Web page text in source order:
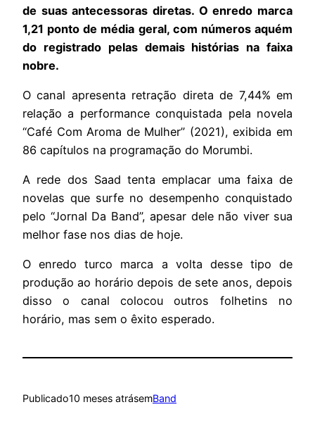
de suas antecessoras diretas. O enredo marca
1,21 ponto de média geral, com números aquém
do registrado pelas demais histórias na faixa
nobre.
O canal apresenta retração direta de 7,44% em
relação a performance conquistada pela novela
“Café Com Aroma de Mulher” (2021), exibida em
86 capítulos na programação do Morumbi.
A rede dos Saad tenta emplacar uma faixa de
novelas que surfe no desempenho conquistado
pelo “Jornal Da Band”, apesar dele não viver sua
melhor fase nos dias de hoje.
O enredo turco marca a volta desse tipo de
produção ao horário depois de sete anos, depois
disso o canal colocou outros folhetins no
horário, mas sem o êxito esperado.
Publicado10 meses atrásemBand